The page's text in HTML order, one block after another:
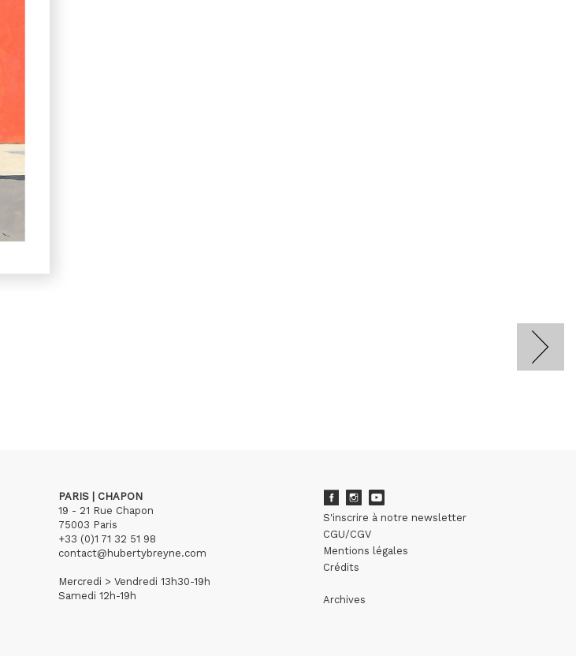
PARIS | CHAPON
19 - 21 Rue Chapon
75003 Paris
+33 (0)1 71 32 51 98
contact@hubertybreyne.com
Mercredi > Vendredi 13h30-19h
Samedi 12h-19h
S'inscrire à notre newsletter
CGU/CGV
Mentions légales
Crédits
Archives